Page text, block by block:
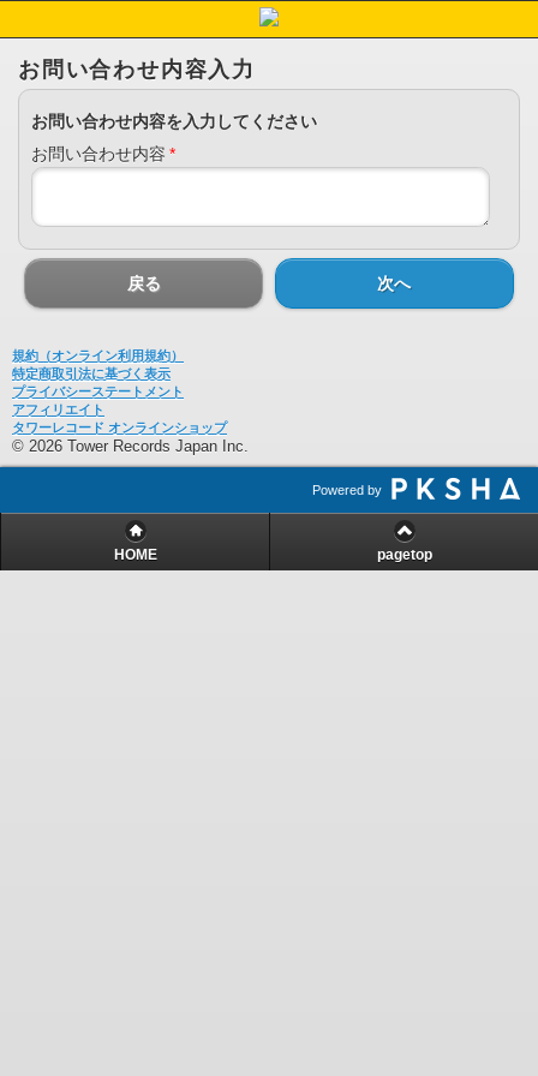
お問い合わせ内容入力
お問い合わせ内容を入力してください
お問い合わせ内容 *
戻る 次へ
規約（オンライン利用規約）
特定商取引法に基づく表示
プライバシーステートメント
アフィリエイト
タワーレコード オンラインショップ
© 2026 Tower Records Japan Inc.
Powered by
HOME pagetop